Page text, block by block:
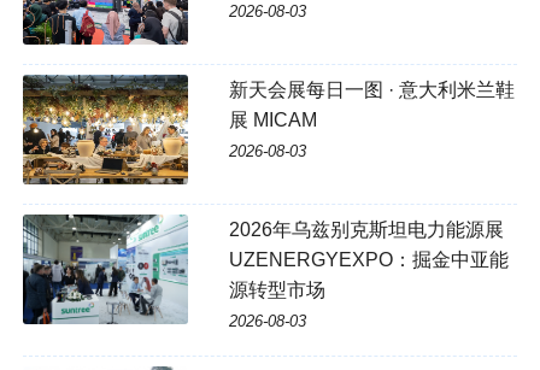
2026-08-03
新天会展每日一图 · 意大利米兰鞋
展 MICAM
2026-08-03
2026年乌兹别克斯坦电力能源展
UZENERGYEXPO：掘金中亚能
源转型市场
2026-08-03